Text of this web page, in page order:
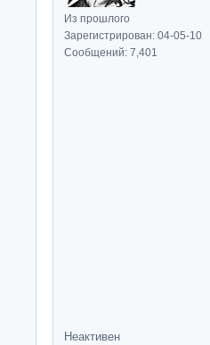
Из прошлого
Зарегистрирован: 04-05-10
Сообщений: 7,401
Неактивен